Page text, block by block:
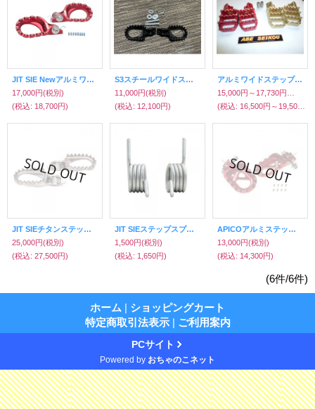
JIT SIE Newアルミワイドステップ
17,000円(税別)
(税込: 18,700円)
S3スチールワイドステップ
11,000円(税別)
(税込: 12,100円)
アルミワイドステップ（TL125/TLR200）
(税込: 16,500円～19,503円)
JIT SIEチタンステップ（37°RACE）
25,000円(税別)
(税込: 27,500円)
JIT SIEステップスプリングセット
1,500円(税別)
(税込: 1,650円)
APICOアルミステップピンタイプ（JIT SIE版）
13,000円(税別)
(税込: 14,300円)
(6件/6件)
ホーム | ショッピングカート
特定商取引法表示 | ご利用案内
PCサイト
Powered by おちゃのこネット